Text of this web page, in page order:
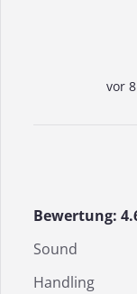
vor
Bewertung:
Sound
Handling